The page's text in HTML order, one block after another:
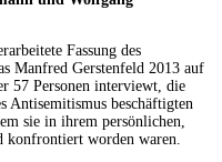
Fassung des
Manfred Gerstenfeld 2013 auf
57 Personen interviewt, die
Antisemitismus beschäftigten
sie in ihrem persönlichen,
worden waren.